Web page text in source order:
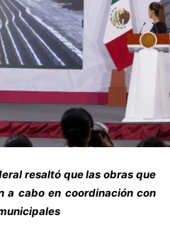
resaltó que las obras que
a cabo en coordinación con